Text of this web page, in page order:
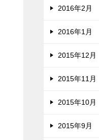
2016年2月
2016年1月
2015年12月
2015年11月
2015年10月
2015年9月